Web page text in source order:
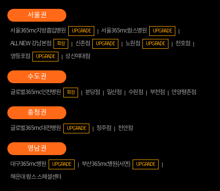
서울365mc지방흡입병원 UPGRADE 서울365mc람스병원 UPGRADE
ALL NEW 강남본점 확장 신촌점 UPGRADE 노원점 UPGRADE
천호점
영등포점
UPGRADE 성신여대점
글로벌365mc인천병원 확장 분당점 일산점 수원점 부천점 안양평촌점
글로벌365mc대전병원 UPGRADE 청주점 천안점
대구365mc병원 UPGRADE 부산365mc병원(서면) UPGRADE
해운대 람스 스페셜센터